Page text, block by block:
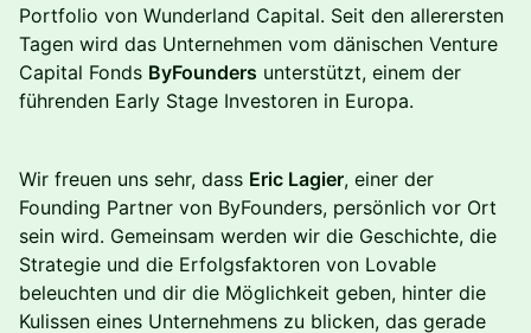
Portfolio von Wunderland Capital. Seit den allerersten
Tagen wird das Unternehmen vom dänischen Venture
Capital Fonds ByFounders unterstützt, einem der
führenden Early Stage Investoren in Europa.
Wir freuen uns sehr, dass Eric Lagier, einer der
Founding Partner von ByFounders, persönlich vor Ort
sein wird. Gemeinsam werden wir die Geschichte, die
Strategie und die Erfolgsfaktoren von Lovable
beleuchten und dir die Möglichkeit geben, hinter die
Kulissen eines Unternehmens zu blicken, das gerade